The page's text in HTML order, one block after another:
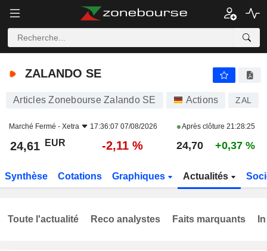
ZALANDO SE
ZALANDO SE
Articles Zonebourse Zalando SE Actions ZAL
Marché Fermé - Xetra 17:36:07 07/08/2026 Après clôture 21:28:25
24,61 EUR -2,11 % 24,70 +0,37 %
Synthèse Cotations Graphiques Actualités
Toute l'actualité Reco analystes Faits marquants